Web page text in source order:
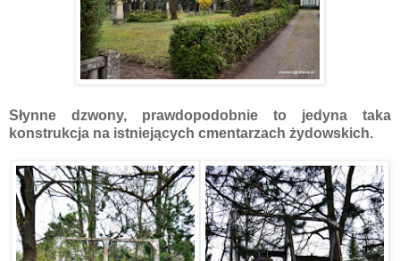
Słynne dzwony, prawdopodobnie to jedyna taka
konstrukcja na istniejących cmentarzach żydowskich.